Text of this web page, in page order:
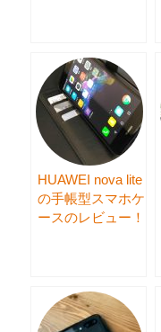
HUAWEI nova lite
の手帳型スマホケ
ースのレビュー！